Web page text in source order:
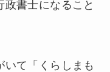
書士になること
いて「くらしまも